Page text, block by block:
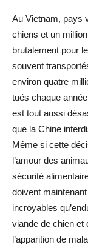
Au Vietnam, pays
chiens et un
brutalement pour
souvent
environ quatre
tués chaque
est tout aussi
que la Chine
Même si cette
l’amour des
sécurité
doivent
incroyables
viande de chien et
l’apparition de